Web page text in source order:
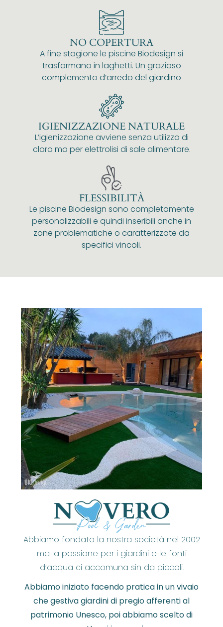
NO COPERTURA
A fine stagione le piscine Biodesign si
trasformano in laghetti. Un grazioso
complemento d’arredo del giardino
IGIENIZZAZIONE NATURALE
L’igienizzazione avviene senza utilizzo di
cloro ma per elettrolisi di sale alimentare.
FLESSIBILITÀ
Le piscine Biodesign sono completamente
personalizzabili e quindi inseribili anche in
zone problematiche o caratterizzate da
specifici vincoli.
Abbiamo fondato la nostra società nel 2002
ma la passione per i giardini e le fonti
d’acqua ci accomuna sin da piccoli.
Abbiamo iniziato facendo pratica in un vivaio
che gestiva giardini di pregio afferenti al
patrimonio Unesco, poi abbiamo scelto di